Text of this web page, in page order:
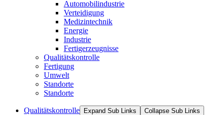
Automobilindustrie
Verteidigung
Medizintechnik
Energie
Industrie
Fertigerzeugnisse
Qualitätskontrolle
Fertigung
Umwelt
Standorte
Standorte
Qualitätskontrolle Expand Sub Links Collapse Sub Links